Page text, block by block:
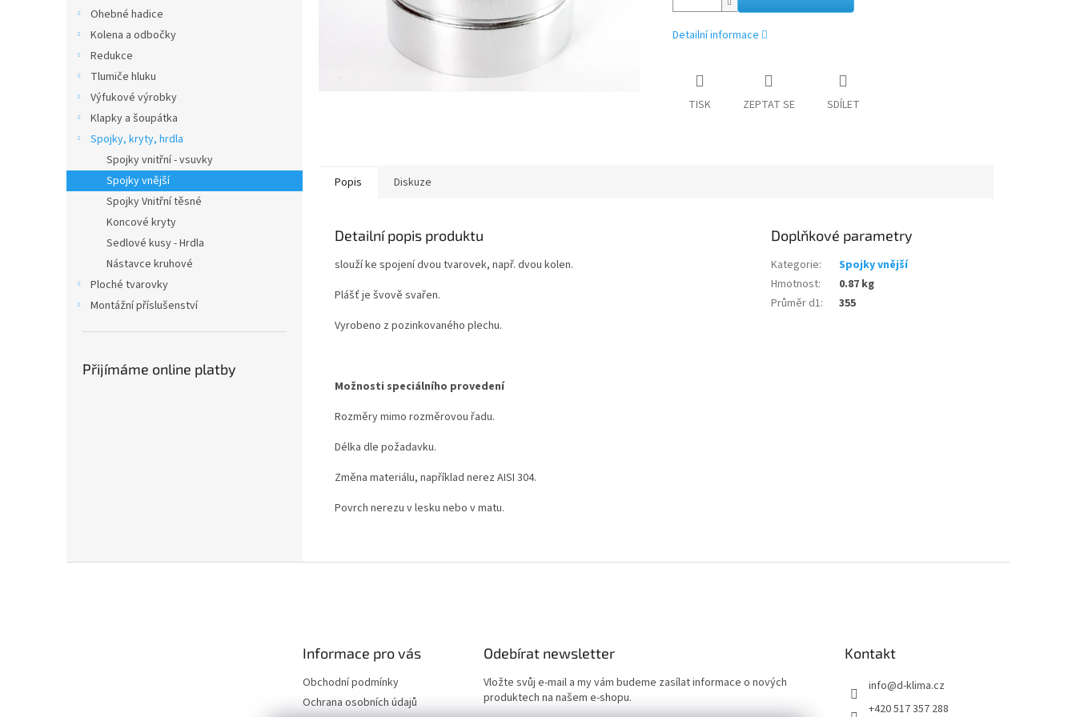
Ohebné hadice
Kolena a odbočky
Redukce
Tlumiče hluku
Výfukové výrobky
Klapky a šoupátka
Spojky, kryty, hrdla
Spojky vnitřní - vsuvky
Spojky vnější
Spojky Vnitřní těsné
Koncové kryty
Sedlové kusy - Hrdla
Nástavce kruhové
Ploché tvarovky
Montážní příslušenství
Přijímáme online platby
Detailní informace
TISK ZEPTAT SE SDÍLET
Popis Diskuze
Detailní popis produktu
slouží ke spojení dvou tvarovek, např. dvou kolen.
Plášť je švově svařen.
Vyrobeno z pozinkovaného plechu.
Možnosti speciálního provedení
Rozměry mimo rozměrovou řadu.
Délka dle požadavku.
Změna materiálu, například nerez AISI 304.
Povrch nerezu v lesku nebo v matu.
Doplňkové parametry
Kategorie:
Spojky vnější
Hmotnost:
0.87 kg
Průměr d1: 355
Informace pro vás
Obchodní podmínky
Ochrana osobních údajů
Odebírat newsletter
Vložte svůj e-mail a my vám budeme zasílat informace o nových
produktech na našem e-shopu.
Kontakt
info@d-klima.cz
+420 517 357 288